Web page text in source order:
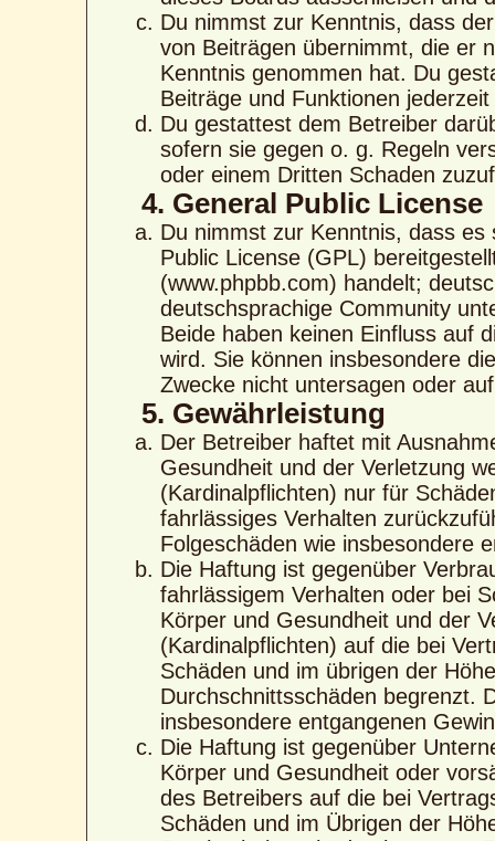
Du nimmst zur Kenntnis, dass
von Beiträgen übernimmt, die er
Kenntnis genommen hat. Du
Beiträge und Funktionen
Du gestattest dem Betreiber
sofern sie gegen o. g. Regeln
oder einem Dritten Schaden
4. General Public License
Du nimmst zur Kenntnis, dass
Public License (GPL)
(www.phpbb.com) handelt;
deutschsprachige Community
Beide haben keinen Einfluss auf
wird. Sie können insbesondere
Zwecke nicht untersagen oder
5. Gewährleistung
Der Betreiber haftet mit
Gesundheit und der Verletzung
(Kardinalpflichten) nur für
fahrlässiges Verhalten
Folgeschäden wie insbesondere
Die Haftung ist gegenüber
fahrlässigem Verhalten oder bei
Körper und Gesundheit und der
(Kardinalpflichten) auf die bei
Schäden und im übrigen der
Durchschnittsschäden begrenzt.
insbesondere entgangenen
Die Haftung ist gegenüber
Körper und Gesundheit oder
des Betreibers auf die bei
Schäden und im Übrigen der